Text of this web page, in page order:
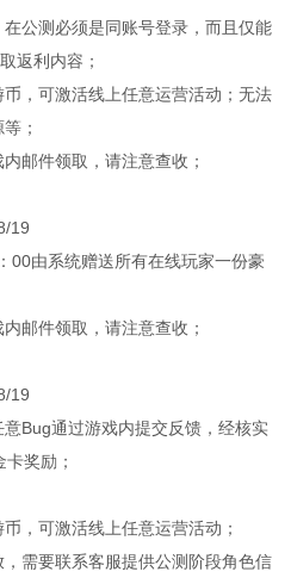
公测必须是同账号登录，而且仅能
返利内容；
，可激活线上任意运营活动；无法
；
邮件领取，请注意查收；
19
00由系统赠送所有在线玩家一份豪
邮件领取，请注意查收；
19
Bug通过游戏内提交反馈，经核实
奖励；
，可激活线上任意运营活动；
需要联系客服提供公测阶段角色信